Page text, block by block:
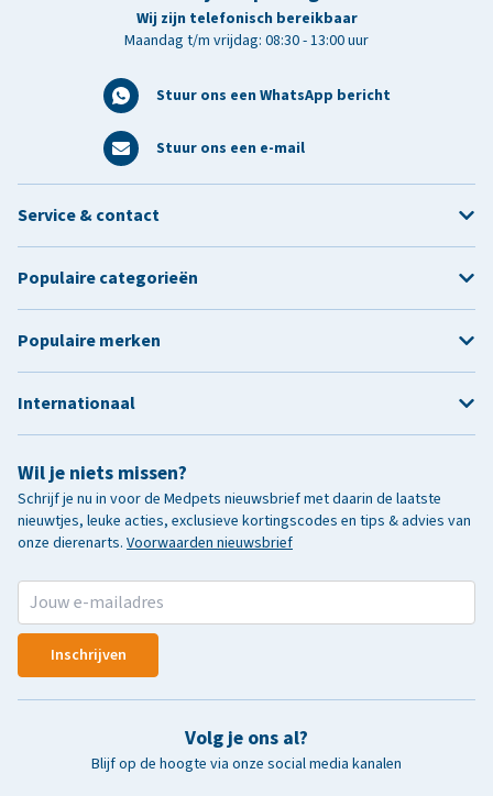
Wij zijn telefonisch bereikbaar
Maandag t/m vrijdag: 08:30 - 13:00 uur
Stuur ons een WhatsApp bericht
Stuur ons een e-mail
Wil je niets missen?
Schrijf je nu in voor de Medpets nieuwsbrief met daarin de laatste
nieuwtjes, leuke acties, exclusieve kortingscodes en tips & advies van
onze dierenarts. Voorwaarden nieuwsbrief
Inschrijven
Volg je ons al?
Blijf op de hoogte via onze social media kanalen
Service & contact
Populaire categorieën
Populaire merken
Internationaal